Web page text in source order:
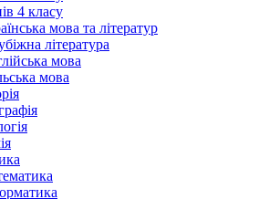
4 класу
мова та літератур
література
мова
мова